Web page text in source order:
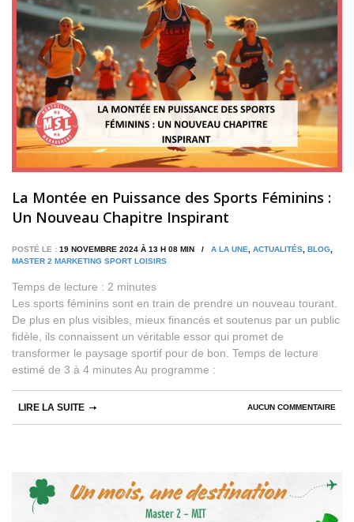
La Montée en Puissance des Sports Féminins :
Un Nouveau Chapitre Inspirant
POSTÉ LE : 19 NOVEMBRE 2024 À 13 H 08 MIN / A LA UNE, ACTUALITÉS, BLOG,
MASTER 2 MARKETING SPORT LOISIRS
Temps de lecture : 2 minutes
Les sports féminins sont en train de prendre un nouveau tourant.
De plus en plus visibles, mieux financés et soutenus par un public
fidèle, ils connaissent un véritable essor qui promet de
transformer le paysage sportif pour de bon. Temps de lecture
estimé de 3 à 4 minutes Au programme :
AUCUN COMMENTAIRE
LIRE LA SUITE